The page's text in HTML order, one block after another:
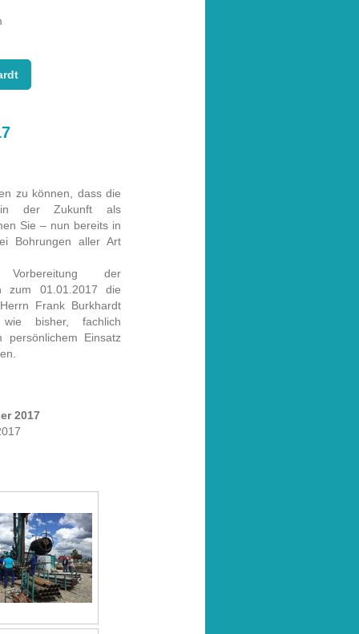
zu können, dass die
in der Zukunft als
Sie – nun bereits in
Bohrungen aller Art
der
zum 01.01.2017 die
Frank Burkhardt
bisher, fachlich
Einsatz
2017